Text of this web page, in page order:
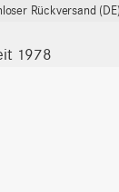
Rückversand (DE)
1978